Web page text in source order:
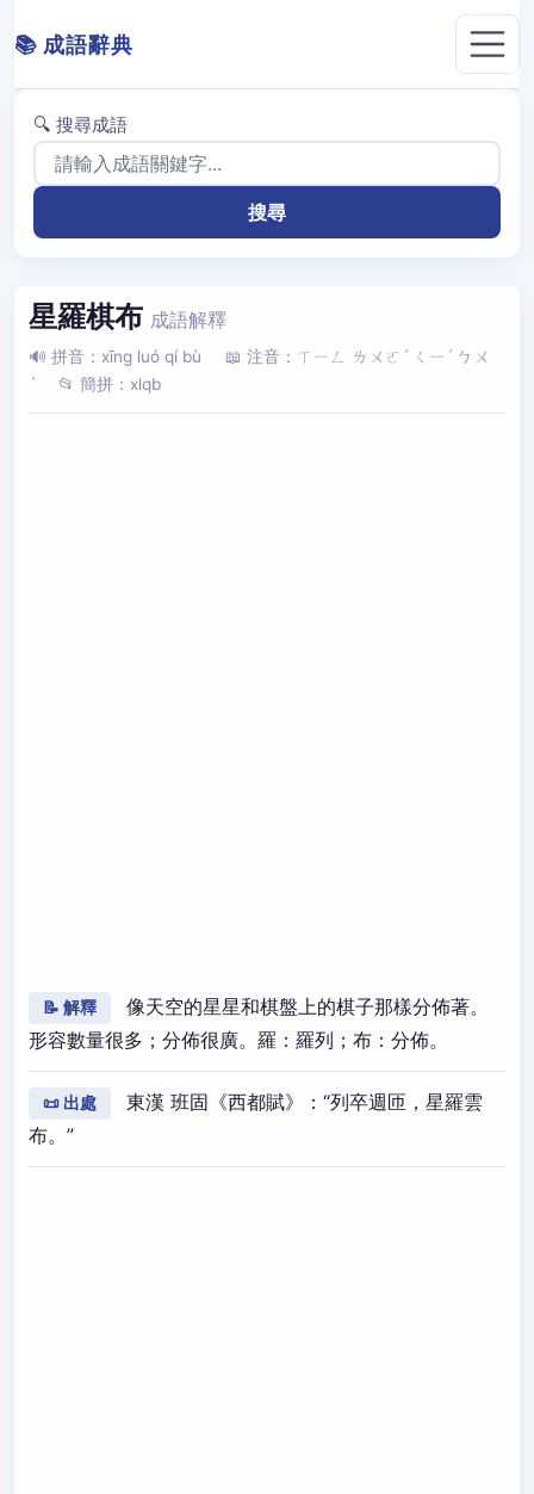
📚 成語辭典
🔍 搜尋成語
星羅棋布 成語解釋
🔊 拼音：xīng luó qí bù
📖 注音：ㄒㄧㄥ ㄌㄨㄛˊ ㄑㄧˊ ㄅㄨ
ˋ
📂 簡拼：xlqb
📝 解釋
像天空的星星和棋盤上的棋子那樣分佈著。
形容數量很多；分佈很廣。羅：羅列；布：分佈。
📜 出處
東漢 班固《西都賦》：“列卒週匝，星羅雲
布。”